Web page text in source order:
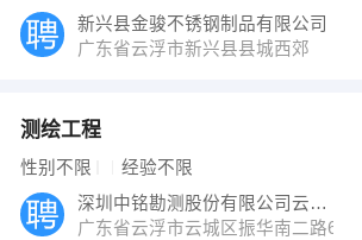
新兴县金骏不锈钢制品有限公司
广东省云浮市新兴县县城西郊
测绘工程
性别不限 经验不限
深圳中铭勘测股份有限公司云浮分公司
广东省云浮市云城区振华南二路69号